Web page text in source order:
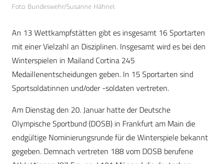
Foto: Bundeswehr/Susanne Hähnel
An 13 Wettkampfstätten gibt es insgesamt 16 Sportarten
mit einer Vielzahl an Disziplinen. Insgesamt wird es bei den
Winterspielen in Mailand Cortina 245
Medaillenentscheidungen geben. In 15 Sportarten sind
Sportsoldatinnen und/oder -soldaten vertreten.
Am Dienstag den 20. Januar hatte der Deutsche
Olympische Sportbund (DOSB) in Frankfurt am Main die
endgültige Nominierungsrunde für die Winterspiele bekannt
gegeben. Demnach vertreten 188 vom DOSB berufene